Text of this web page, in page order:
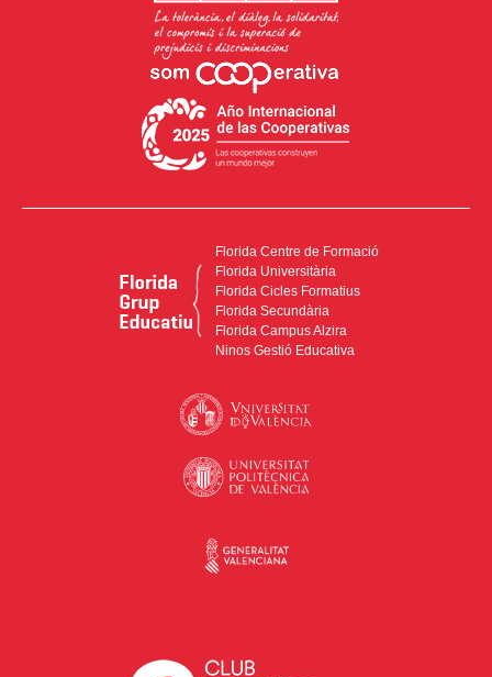
Florida Centre de Formació
Florida Universitària
Florida Cicles Formatius
Florida Secundària
Florida Campus Alzira
Ninos Gestió Educativa